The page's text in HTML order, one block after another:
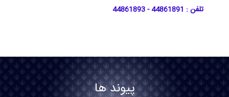
تلفن : 44861891 - 44861893
پیوند ها